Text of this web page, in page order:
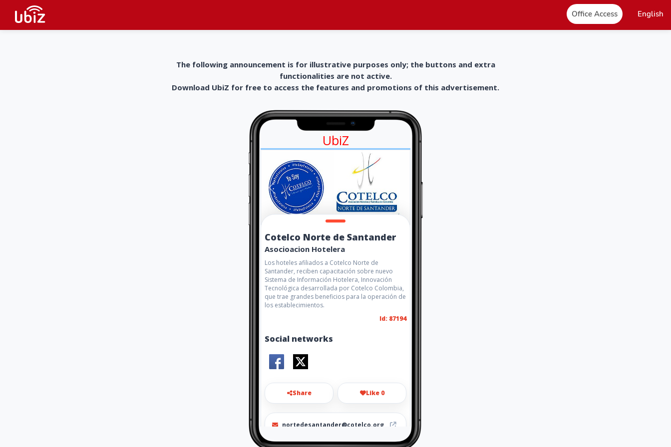
Office Access English
The following announcement is for illustrative purposes only; the buttons and extra
functionalities are not active.
Download UbiZ for free to access the features and promotions of this advertisement.
UbiZ
Cotelco Norte de Santander
Asocioacion Hotelera
Los hoteles afiliados a Cotelco Norte de
Santander, reciben capacitación sobre nuevo
Sistema de Información Hotelera, Innovación
Tecnológica desarrollada por Cotelco Colombia,
que trae grandes beneficios para la operación de
los establecimientos.
Id: 87194
Social networks
Share Like 0
nortedesantander@cotelco.org